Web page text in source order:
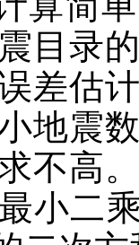
目录
差估
地震
不高
小二